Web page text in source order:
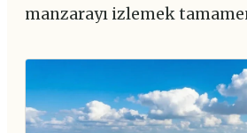
manzarayı izlemek